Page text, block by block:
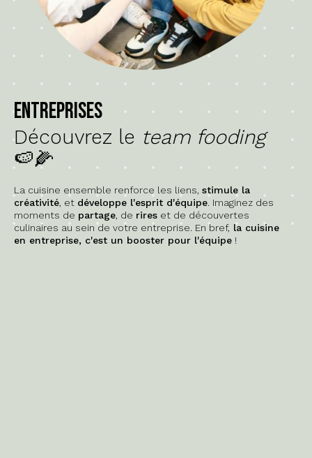
Entreprises
Découvrez le team fooding
🍉🌽
La cuisine ensemble renforce les liens, stimule la
créativité, et développe l'esprit d'équipe. Imaginez des
moments de partage, de rires et de découvertes
culinaires au sein de votre entreprise. En bref, la cuisine
en entreprise, c'est un booster pour l'équipe !